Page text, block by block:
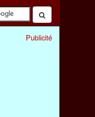
Publicité